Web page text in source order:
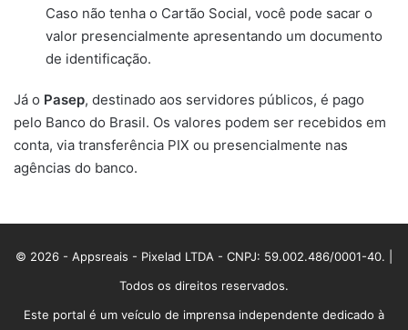
Caso não tenha o Cartão Social, você pode sacar o
valor presencialmente apresentando um documento
de identificação.
Já o Pasep, destinado aos servidores públicos, é pago
pelo Banco do Brasil. Os valores podem ser recebidos em
conta, via transferência PIX ou presencialmente nas
agências do banco.
© 2026 - Appsreais - Pixelad LTDA - CNPJ: 59.002.486/0001-40. |
Todos os direitos reservados.
Este portal é um veículo de imprensa independente dedicado à